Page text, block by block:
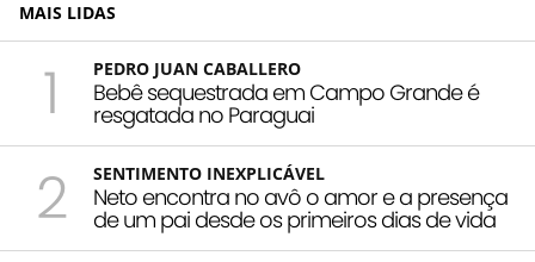
MAIS LIDAS
1 PEDRO JUAN CABALLERO
Bebê sequestrada em Campo Grande é
resgatada no Paraguai
2 SENTIMENTO INEXPLICÁVEL
Neto encontra no avô o amor e a presença
de um pai desde os primeiros dias de vida